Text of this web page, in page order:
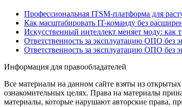
Профессиональная ITSM-платформа для
Как масштабировать IT-команду без
Искусственный интеллект меняет моду: как
Ответственность за эксплуатацию ОПО без
Ответственность за эксплуатацию ОПО без
Информация для правообладателей
Все материалы на данном сайте взяты из
ознакомительных целях. Права на материалы
материалы, которые нарушают авторские права,